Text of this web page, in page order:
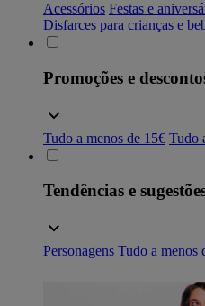
Acessórios Festas e
Disfarces para crianças e
Promoções e
Tudo a menos de 15€ Tudo
Tendências e
Personagens Tudo a menos